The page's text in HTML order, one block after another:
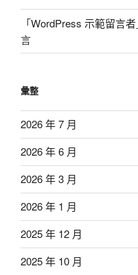
「WordPress 示範留言者
言
彙整
2026 年 7 月
2026 年 6 月
2026 年 3 月
2026 年 1 月
2025 年 12 月
2025 年 10 月